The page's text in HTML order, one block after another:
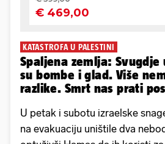
KATASTROFA U PALESTINI
Spaljena zemlja: Svugdje
su bombe i glad. Više
razlike. Smrt nas prati
U petak i subotu izraelske
na evakuaciju uništile dva